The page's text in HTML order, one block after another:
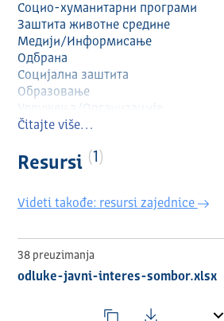
Социо-хуманитарни програми
Заштита животне средине
Медији/Информисање
Одбрана
Социјална заштита
Образовање
Удружења/Организације
Пољопривреда и рурални развој
Јавна безбедност
Општина/Град
Општина/Град шифра
Област јавног интереса
Čitajte više…
Resursi 1
Videti takođe: resursi zajednice
38 preuzimanja
odluke-javni-interes-sombor.xlsx